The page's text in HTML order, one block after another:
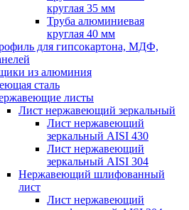
круглая 35 мм
Труба алюминиевая
круглая 40 мм
для гипсокартона, МДФ,
из алюминия
сталь
листы
Лист нержавеющий зеркальный
Лист нержавеющий
зеркальный AISI 430
Лист нержавеющий
зеркальный AISI 304
Нержавеющий шлифованный
лист
Лист нержавеющий